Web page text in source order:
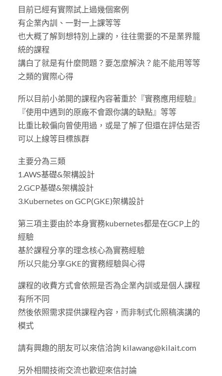
目前已經有實際試上過幾個案例
有企業內訓、一對一上課等等
也大概了解到想特別上課的，往往需要的不是業界籠
統的課程
講白了就是有什麼問題？要怎麼解決？能不能用等等
之類的實際心得
所以目前小弟開的課程內容著重於『實務應用經驗』
『使用中遇到的原廠不會跟你講的缺點』等等
比重比較偏向曾使用過，或是了解了但還在評估是否
可以上線等目標族群
主要分為三類
1.AWS基礎&架構設計
2.GCP基礎&架構設計
3.Kubernetes on GCP(GKE)架構設計
第三項主要由於本身實務kubernetes都是在GCP上的
經驗
基於課程分享的理念核心為實務經驗
所以只能分享GKE的實務經驗與心得
課程的收費方式會依照是否為企業內訓或是個人課程
有所不同
然後依照需求提供課程內容，而非制式化照稿演講的
模式
請有興趣的朋友可以來信洽詢 kilawang@kilait.com
另外相關技術交流也歡迎來信討論